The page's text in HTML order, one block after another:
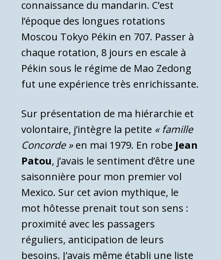
connaissance du mandarin. C’est
l’époque des longues rotations
Moscou Tokyo Pékin en 707. Passer à
chaque rotation, 8 jours en escale à
Pékin sous le régime de Mao Zedong
fut une expérience très enrichissante.
Sur présentation de ma hiérarchie et
volontaire, j’intègre la petite « famille
Concorde »en mai 1979. En robe Jean
Patou, j’avais le sentiment d’être une
saisonnière pour mon premier vol
Mexico. Sur cet avion mythique, le
mot hôtesse prenait tout son sens :
proximité avec les passagers
réguliers, anticipation de leurs
besoins. J’avais même établi une liste